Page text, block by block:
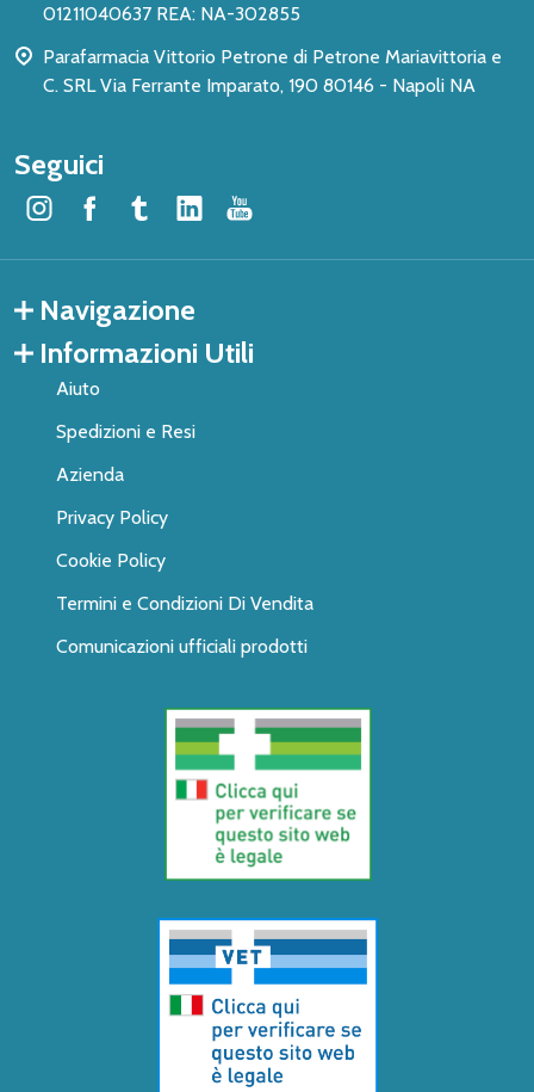
01211040637 REA: NA-302855
Parafarmacia Vittorio Petrone di Petrone Mariavittoria e
C. SRL Via Ferrante Imparato, 190 80146 - Napoli NA
Seguici
Navigazione
Informazioni Utili
Aiuto
Spedizioni e Resi
Azienda
Privacy Policy
Cookie Policy
Termini e Condizioni Di Vendita
Comunicazioni ufficiali prodotti